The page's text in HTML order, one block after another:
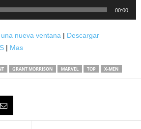
00:00
nueva ventana | Descargar
| Mas
GRANT MORRISON MARVEL TOP X-MEN